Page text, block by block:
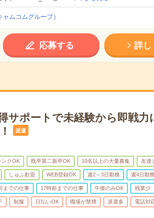
ムコムグループ）
応募する 詳し
サポートで未経験から即戦力
派遣
ンクOK 既卒第二新卒OK 10名以上の大量募集 友達
しゅふ歓迎 WEB登録OK 週2～3日勤務 週4日勤
までの仕事 17時前までの仕事 午後のみOK 残業少
制服 日払いOK 職場が禁煙 派遣多 電話対